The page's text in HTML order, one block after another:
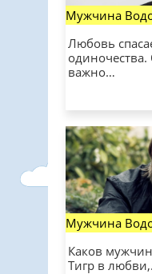
Мужчина
Любовь
важно…
Мужчина
Каков
Тигр в